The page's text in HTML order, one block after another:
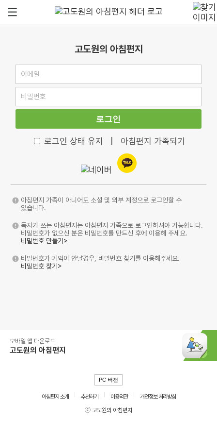
고도원의 아침편지
로그인
로그인 상태 유지 아침편지 가족되기
아침편지 가족이 아니어도 소셜 및 외부 계정으로 로그인할 수
있습니다.
독자가 쓰는 아침편지는 아침편지 가족으로 로그인하셔야 가능합니다.
비밀번호가 없으신 분은 비밀번호를 만드신 후에 이용해 주세요.
비밀번호 만들기>
비밀번호가 기억이 안날경우, 비밀번호 찾기를 이용해주세요.
비밀번호 찾기>
모바일 앱 다운로드
고도원의 아침편지
PC 버전
아침편지 소개 추천하기 이용약관
개인정보 처리방침
ⓒ 고도원의 아침편지